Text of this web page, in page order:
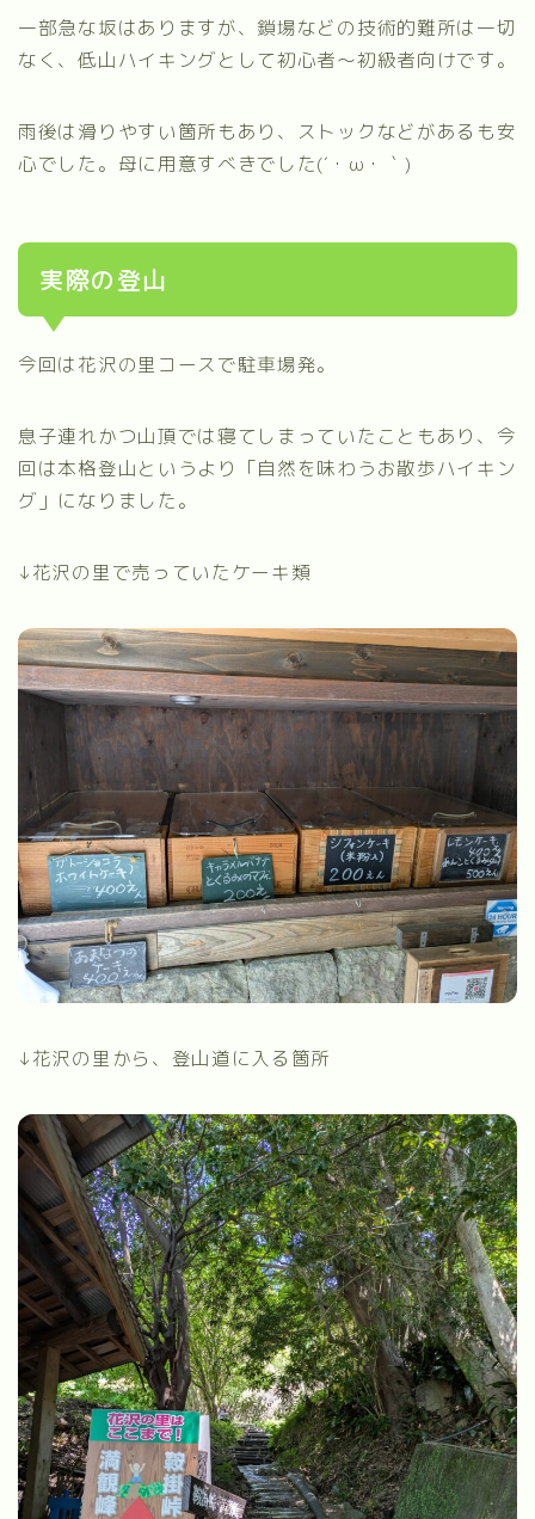
一部急な坂はありますが、鎖場などの技術的難所は一切
なく、低山ハイキングとして初心者〜初級者向けです。
雨後は滑りやすい箇所もあり、ストックなどがあるも安
心でした。母に用意すべきでした(´・ω・｀)
実際の登山
今回は花沢の里コースで駐車場発。
息子連れかつ山頂では寝てしまっていたこともあり、今
回は本格登山というより「自然を味わうお散歩ハイキン
グ」になりました。
↓花沢の里で売っていたケーキ類
↓花沢の里から、登山道に入る箇所